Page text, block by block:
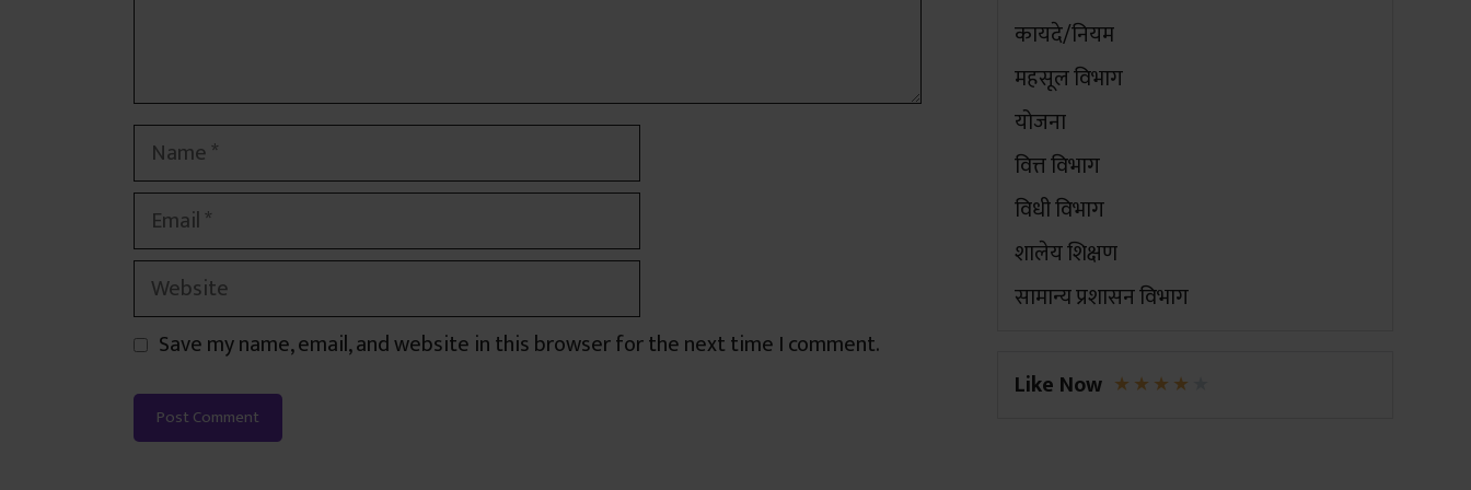
Name
Email
Website
Save my name, email, and website in this browser for the next time I comment.
कायदे/नियम
महसूल विभाग
योजना
वित्त विभाग
विधी विभाग
शालेय शिक्षण
सामान्य प्रशासन विभाग
Like Now ★ ★ ★ ★